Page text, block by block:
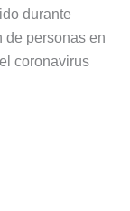
durante
de personas en
coronavirus